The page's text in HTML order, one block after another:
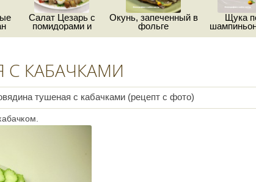
Салат Цезарь с
помидорами и
Окунь, запеченный в
фольге
Щука
С КАБАЧКАМИ
тушеная с кабачками (рецепт с фото)